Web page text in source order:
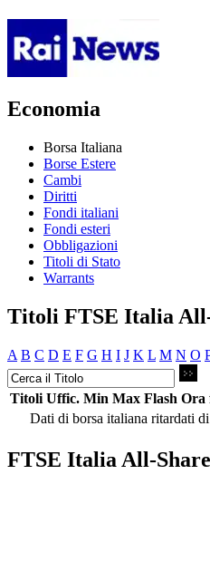
Economia
Borsa Italiana
Borse Estere
Cambi
Diritti
Fondi italiani
Fondi esteri
Obbligazioni
Titoli di Stato
Warrants
Titoli FTSE Italia
A B C D E F G H I J K L M N O
Titoli Uffic. Min Max Flash Ora
Dati di borsa italiana ritardati
FTSE Italia All-Share